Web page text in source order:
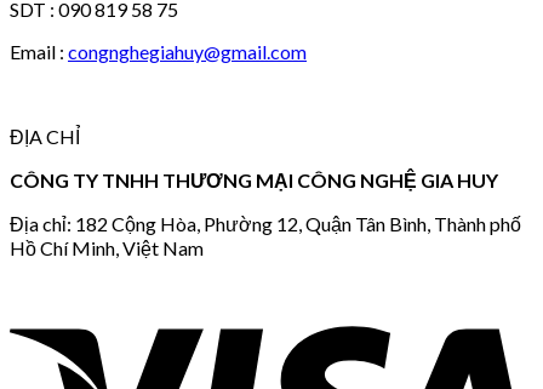
SDT : 090 819 58 75
Email : congnghegiahuy@gmail.com
ĐỊA CHỈ
CÔNG TY TNHH THƯƠNG MẠI CÔNG NGHỆ GIA HUY
Địa chỉ: 182 Cộng Hòa, Phường 12, Quận Tân Bình, Thành phố
Hồ Chí Minh, Việt Nam